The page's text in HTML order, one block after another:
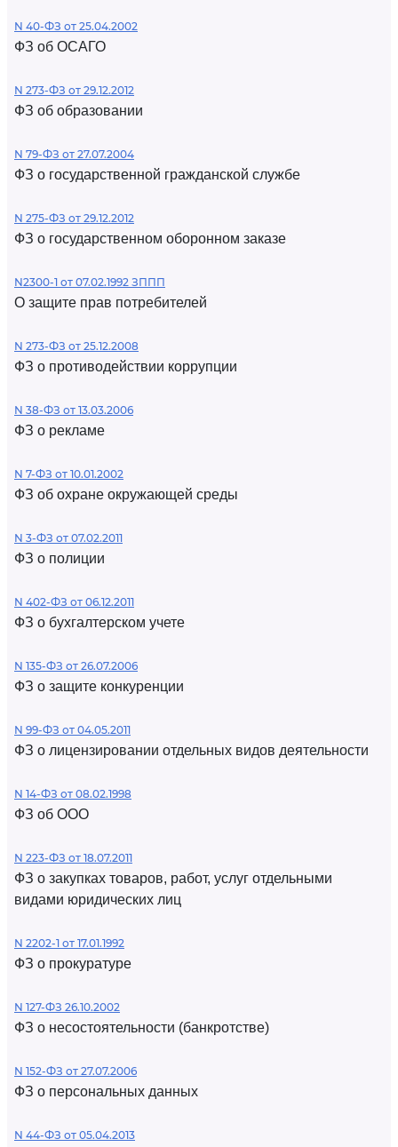
N 40-ФЗ от 25.04.2002
ФЗ об ОСАГО
N 273-ФЗ от 29.12.2012
ФЗ об образовании
N 79-ФЗ от 27.07.2004
ФЗ о государственной гражданской службе
N 275-ФЗ от 29.12.2012
ФЗ о государственном оборонном заказе
N2300-1 от 07.02.1992 ЗППП
О защите прав потребителей
N 273-ФЗ от 25.12.2008
ФЗ о противодействии коррупции
N 38-ФЗ от 13.03.2006
ФЗ о рекламе
N 7-ФЗ от 10.01.2002
ФЗ об охране окружающей среды
N 3-ФЗ от 07.02.2011
ФЗ о полиции
N 402-ФЗ от 06.12.2011
ФЗ о бухгалтерском учете
N 135-ФЗ от 26.07.2006
ФЗ о защите конкуренции
N 99-ФЗ от 04.05.2011
ФЗ о лицензировании отдельных видов деятельности
N 14-ФЗ от 08.02.1998
ФЗ об ООО
N 223-ФЗ от 18.07.2011
ФЗ о закупках товаров, работ, услуг отдельными
видами юридических лиц
N 2202-1 от 17.01.1992
ФЗ о прокуратуре
N 127-ФЗ 26.10.2002
ФЗ о несостоятельности (банкротстве)
N 152-ФЗ от 27.07.2006
ФЗ о персональных данных
N 44-ФЗ от 05.04.2013